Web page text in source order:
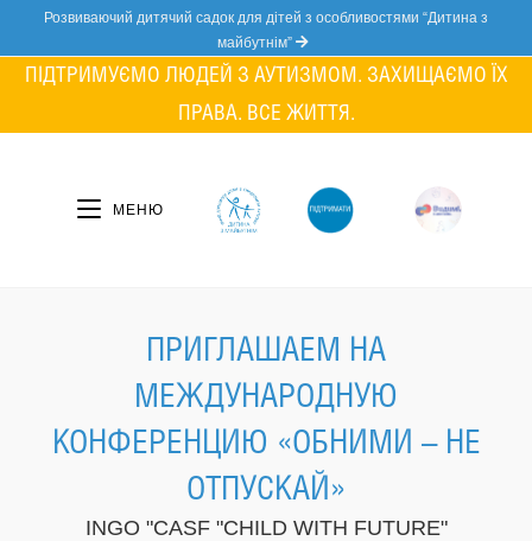
content
Розвиваючий дитячий садок для дітей з особливостями “Дитина з
майбутнім”
ПІДТРИМУЄМО ЛЮДЕЙ З АУТИЗМОМ. ЗАХИЩАЄМО ЇХ
ПРАВА. ВСЕ ЖИТТЯ.
МЕНЮ
ПРИГЛАШАЕМ НА
МЕЖДУНАРОДНУЮ
КОНФЕРЕНЦИЮ «ОБНИМИ – НЕ
ОТПУСКАЙ»
INGO "CASF "CHILD WITH FUTURE"